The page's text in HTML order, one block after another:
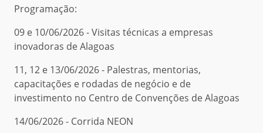
Programação:
09 e 10/06/2026 - Visitas técnicas a empresas
inovadoras de Alagoas
11, 12 e 13/06/2026 - Palestras, mentorias,
capacitações e rodadas de negócio e de
investimento no Centro de Convenções de Alagoas
14/06/2026 - Corrida NEON